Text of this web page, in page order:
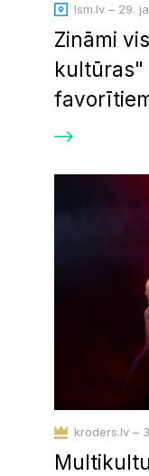
lsm.lv – 29.
Zināmi
kultūras"
kroders.lv –